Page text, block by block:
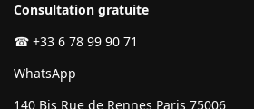
Consultation gratuite
☎ +33 6 78 99 90 71
WhatsApp
140 Bis Rue de Rennes Paris 75006